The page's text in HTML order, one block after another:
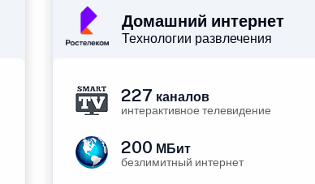
Домашний интернет
Технологии развлечения
227 каналов
интерактивное телевидение
200 МБит
безлимитный интернет